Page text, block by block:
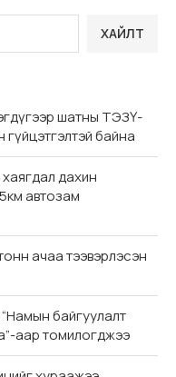
ХАЙЛТ
шатны ТЭЗҮ-
байна
дахин
автозам
ачаа тээвэрлэсэн
байгуулалт
аар томилогджээ